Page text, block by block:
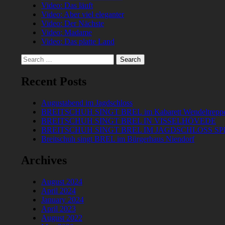
Video: Das läuft
Video: Aber viel eleganter
Video: Der Nächste
Video: Madame
Video: Das platte Land
Search
for:
Recent Posts
Augustabend im Jagdschloss
BREITSCHUH SINGT BREL im Kabarett
BREITSCHUH SINGT BREL IN VISSELHÖVEDE
BREITSCHUH SINGT BREL IM JAGDSCHLOSS
Breitschuh singt BREL im Bürgerhaus Niendorf
Archives
August 2024
April 2024
January 2024
April 2023
August 2022